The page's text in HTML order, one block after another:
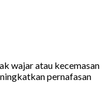
wajar atau kecemasan
pernafasan